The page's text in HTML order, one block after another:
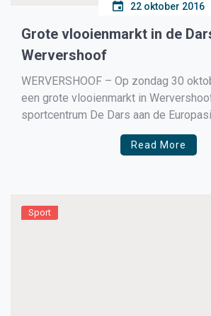
22 oktober 2016
Grote vlooienmarkt in de
Wervershoof
WERVERSHOOF – Op zondag 30
een grote vlooienmarkt in
sportcentrum De Dars aan de
Read More
Sport